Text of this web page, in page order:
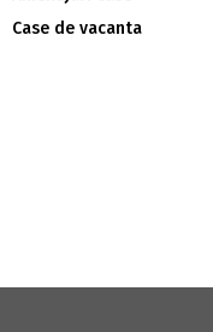
Case de vacanta